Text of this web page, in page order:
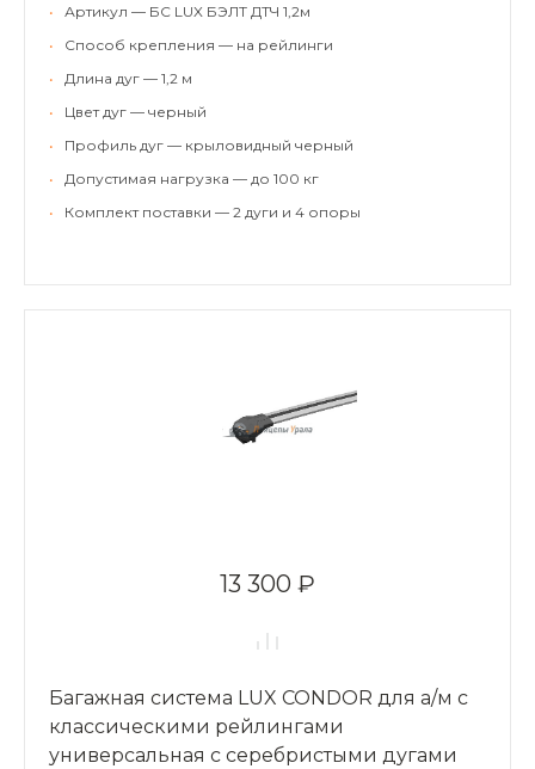
•
Артикул — БС LUX БЭЛТ ДТЧ 1,2м
•
Способ крепления — на рейлинги
•
Длина дуг — 1,2 м
•
Цвет дуг — черный
•
Профиль дуг — крыловидный черный
•
Допустимая нагрузка — до 100 кг
•
Комплект поставки — 2 дуги и 4 опоры
13 300 ₽
Багажная система LUX CONDOR для а/м с
классическими рейлингами
универсальная с серебристыми дугами